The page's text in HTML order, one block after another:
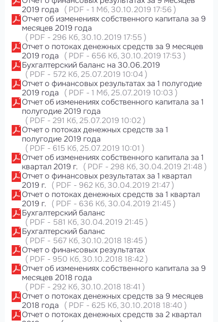
2019 года
( PDF - 1 Мб, 30.10.2019 17:56 )
Отчет об изменениях собственного капитала за 9
месяцев 2019 года
( PDF - 296 Кб, 30.10.2019 17:55 )
Отчет о потоках денежных средств за 9 месяцев
2019 года
( PDF - 656 Кб, 30.10.2019 17:53 )
Бухгалтерский баланс на 30.06.2019
( PDF - 572 Кб, 25.07.2019 10:04)
Отчет о финансовых результатах за 1 полугодие
2019 года
( PDF - 1 Мб, 25.07.2019 10:03 )
Отчет об изменениях собственного капитала за 1
полугодие 2019 года
( PDF - 291 Кб, 25.07.2019 10:02 )
Отчет о потоках денежных средств за 1
полугодие 2019 года
( PDF - 615 Кб, 25.07.2019 10:01 )
Отчет об изменениях собственного капитала за 1
квартал 2019 г.
( PDF - 298 Кб, 30.04.2019 21:48 )
Отчет о финансовых результатах за 1 квартал
2019 г.
( PDF - 962 Кб, 30.04.2019 21:47)
Отчет о потоках денежных средств за 1 квартал
2019 г.
( PDF - 636 Кб, 30.04.2019 21:45 )
Бухгалтерский баланс
( PDF - 581 Кб, 30.04.2019 21:45 )
Бухгалтерский баланс
( PDF - 567 Кб, 30.10.2018 18:45 )
Отчет о финансовых результатах
( PDF - 950 Кб, 30.10.2018 18:42 )
Отчет об изменениях собственного капитала за 9
месяцев 2018 года
( PDF - 292 Кб, 30.10.2018 18:41 )
Отчет о потоках денежных средств за 9 месяцев
2018 года
( PDF - 625 Кб, 30.10.2018 18:40 )
Отчет о потоках денежных средств за 2 квартал